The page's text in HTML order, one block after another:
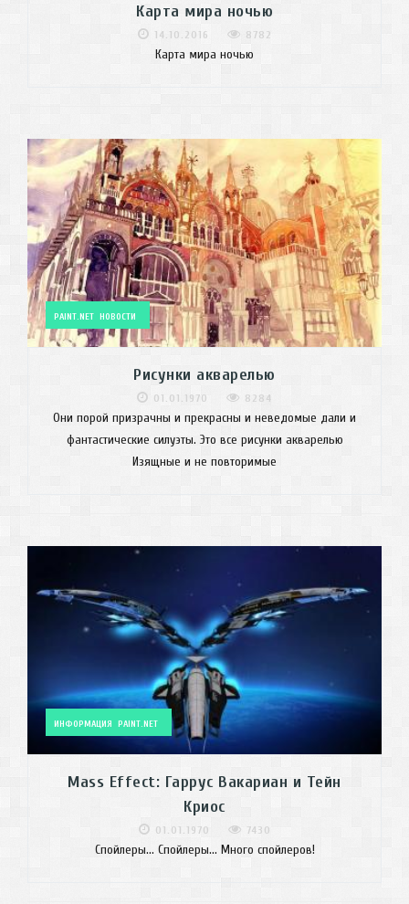
Карта мира ночью
14.10.2016 8782
Карта мира ночью
PAINT.NET НОВОСТИ
Рисунки акварелью
01.01.1970 8284
Они порой призрачны и прекрасны и неведомые дали и
фантастические силуэты. Это все рисунки акварелью
Изящные и не повторимые
ИНФОРМАЦИЯ PAINT.NET
Mass Effect: Гаррус Вакариан и Тейн
Криос
01.01.1970 7430
Спойлеры... Спойлеры... Много спойлеров!